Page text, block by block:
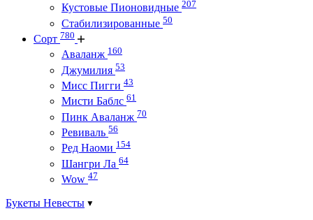
Кустовые Пионовидные 207
Стабилизированные 50
Сорт 780
Аваланж 160
Джумилия 53
Мисс Пигги 43
Мисти Баблс 61
Пинк Аваланж 70
Ревиваль 56
Ред Наоми 154
Шангри Ла 64
Wow 47
Букеты Невесты